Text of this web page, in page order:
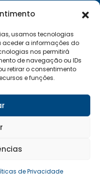
usamos tecnologias
a informações do
nos permitirá
de navegação ou IDs
retirar o consentimento
e funções.
de Privacidade
direitos reservados
Carneiro